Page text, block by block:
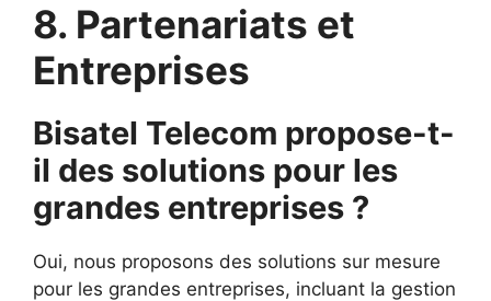
8. Partenariats et
Entreprises
Bisatel Telecom propose-t-
il des solutions pour les
grandes entreprises ?
Oui, nous proposons des solutions sur mesure
pour les grandes entreprises, incluant la gestion